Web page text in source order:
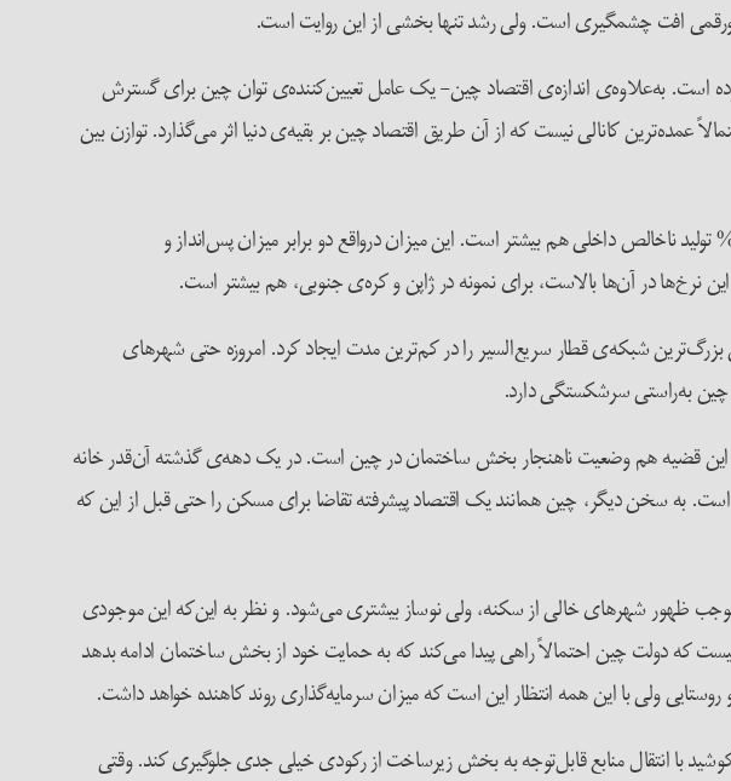
است. به‌علاوه‌ی اندازه‌ی اقتصاد چین- یک عامل تعیین‌کننده‌ی توان چین برای گسترش
عمده‌ترین کانالی نیست که از آن طریق اقتصاد چین بر بقیه‌ی دنیا اثر می‌گذارد. توازن بین
از مشخصه‌های عمده‌ی اقتصاد چین این است که میزان پس‌انداز و سرمایه‌گذاری در آن بسیار بالاست، یعنی از ۴۰% تولید ناخالص داخلی هم بیشتر است. این میزان درواقع دو برابر میزان پس‌انداز و
نرخ‌ها در آن‌ها بالاست، برای نمونه در ژاپن و کره‌ی جنوبی، هم بیشتر است.
شبکه‌ی قطار سریع‌السیر را در کم‌ترین مدت ایجاد کرد. امروزه حتی شهرهای
چین به‌راستی سرشکستگی دارد.
این قضیه هم وضعیت ناهنجار بخش ساختمان در چین است. در یک دهه‌ی گذشته آن‌قدر خانه
به دست آمده است. به سخن دیگر، چین همانند یک اقتصاد پیشرفته تقاضا برای مسکن را حتی قبل از این که
ظهور شهرهای خالی از سکنه، ولی نوساز بیشتری می‌شود. و نظر به این‌که این موجودی
که دولت چین احتمالاً راهی پیدا می‌کند که به حمایت خود از بخش ساختمان ادامه بدهد
ولی با این همه انتظار این است که میزان سرمایه‌گذاری روند کاهنده خواهد داشت.
۱۹۸۰ حباب قیمتی در بخش مسکن ترکید دولت کوشید با انتقال منابع قابل‌توجه به بخش زیرساخت از رکودی خیلی جدی جلوگیری کند. وقتی